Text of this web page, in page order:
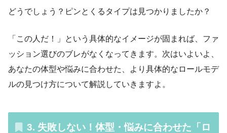
どうでしょう？ピンとくるタイプは見つかりましたか？
「この人だ！」という具体的なイメージが固まれば、ファ
ッション選びのブレがなくなってきます。次はいよいよ、
あなたの体型や悩みに合わせた、より具体的なロールモデ
ルの見つけ方について解説していきますよ。
3. 失敗しない！体型・悩みに合わせた「ロ